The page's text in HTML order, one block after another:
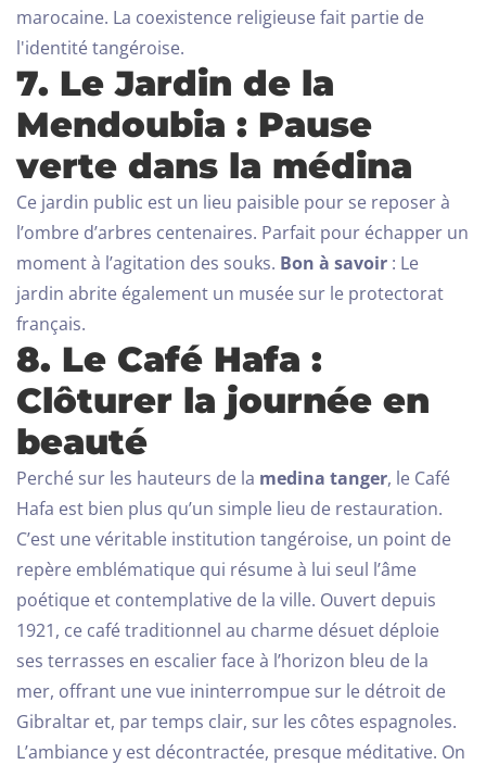
marocaine. La coexistence religieuse fait partie de
l'identité tangéroise.
7. Le Jardin de la
Mendoubia : Pause
verte dans la médina
Ce jardin public est un lieu paisible pour se reposer à
l’ombre d’arbres centenaires. Parfait pour échapper un
moment à l’agitation des souks. Bon à savoir : Le
jardin abrite également un musée sur le protectorat
français.
8. Le Café Hafa :
Clôturer la journée en
beauté
Perché sur les hauteurs de la medina tanger, le Café
Hafa est bien plus qu’un simple lieu de restauration.
C’est une véritable institution tangéroise, un point de
repère emblématique qui résume à lui seul l’âme
poétique et contemplative de la ville. Ouvert depuis
1921, ce café traditionnel au charme désuet déploie
ses terrasses en escalier face à l’horizon bleu de la
mer, offrant une vue ininterrompue sur le détroit de
Gibraltar et, par temps clair, sur les côtes espagnoles.
L’ambiance y est décontractée, presque méditative. On